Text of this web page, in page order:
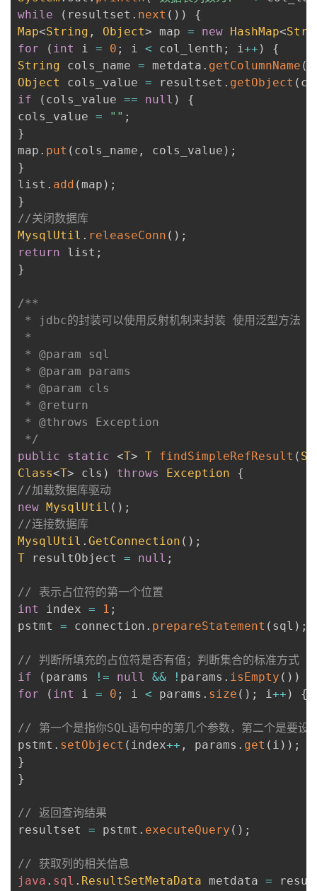
while
( resultset . next ( ) )
{
Map<String , Object> map = new HashMap<
for
( int i = 0 ; i < col_lenth ; i++ )
{
String cols_name = metdata . getColumnName (
Object
cols_value = resultset . getObject (
if
( cols_value == null )
{
cols_value = "" ;
}
map . put ( cols_name , cols_value ) ;
}
list . add ( map ) ;
}
//关闭数据库
MysqlUtil . releaseConn ( ) ;
return list ;
}
/**
* jdbc的封装可以使用反射机制来封装 使用泛型方法
*
* @param sql
* @param params
* @param cls
* @return
* @throws Exception
*/
public
static <T> T findSimpleRefResult (
Class<T> cls ) throws Exception
{
//加载数据库驱动
new MysqlUtil ( ) ;
//连接数据库
MysqlUtil . GetConnection ( ) ;
T resultObject = null ;
// 表示占位符的第一个位置
int
index = 1 ;
pstmt = connection . prepareStatement ( sql ) ;
// 判断所填充的占位符是否有值；判断集合的标准方式
if
( params != null && ! params . isEmpty ( ) )
for
( int i = 0 ; i < params . size ( ) ; i++ ) {
// 第一个是指你SQL语句中的第几个参数，第二个是要设
pstmt . setObject ( index++ , params . get ( i ) ) ;
}
}
// 返回查询结果
resultset = pstmt . executeQuery ( ) ;
// 获取列的相关信息
java . sql . ResultSetMetaData metdata =